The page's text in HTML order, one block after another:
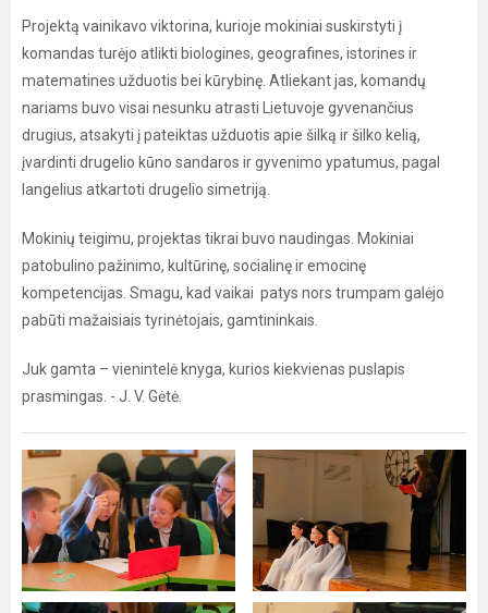
Projektą vainikavo viktorina, kurioje mokiniai suskirstyti į
komandas turėjo atlikti biologines, geografines, istorines ir
matematines užduotis bei kūrybinę. Atliekant jas, komandų
nariams buvo visai nesunku atrasti Lietuvoje gyvenančius
drugius, atsakyti į pateiktas užduotis apie šilką ir šilko kelią,
įvardinti drugelio kūno sandaros ir gyvenimo ypatumus, pagal
langelius atkartoti drugelio simetriją.
Mokinių teigimu, projektas tikrai buvo naudingas. Mokiniai
patobulino pažinimo, kultūrinę, socialinę ir emocinę
kompetencijas. Smagu, kad vaikai patys nors trumpam galėjo
pabūti mažaisiais tyrinėtojais, gamtininkais.
Juk gamta – vienintelė knyga, kurios kiekvienas puslapis
prasmingas. - J. V. Gėtė.